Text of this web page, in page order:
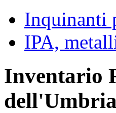
Inquinanti
IPA,
Inventario
dell'Umbria